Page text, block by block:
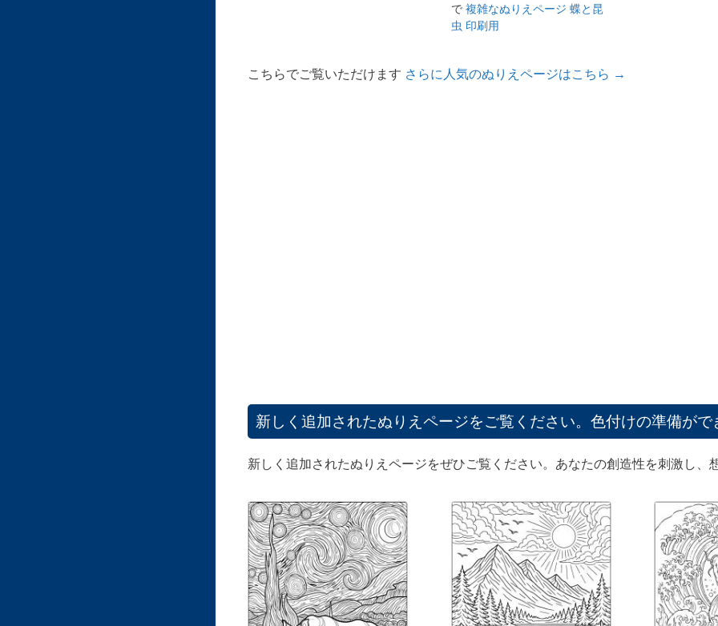
で 複雑なぬりえページ 蝶と昆
虫 印刷用
こちらでご覧いただけます さらに人気のぬりえページはこちら →
新しく追加されたぬりえページをご覧ください。色付けの準備がで
新しく追加されたぬりえページをぜひご覧ください。あなたの創造性を刺激し、